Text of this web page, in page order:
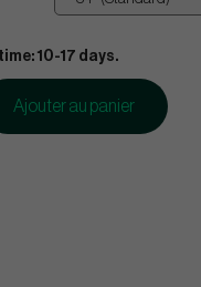
10-17 days.
Ajouter au panier